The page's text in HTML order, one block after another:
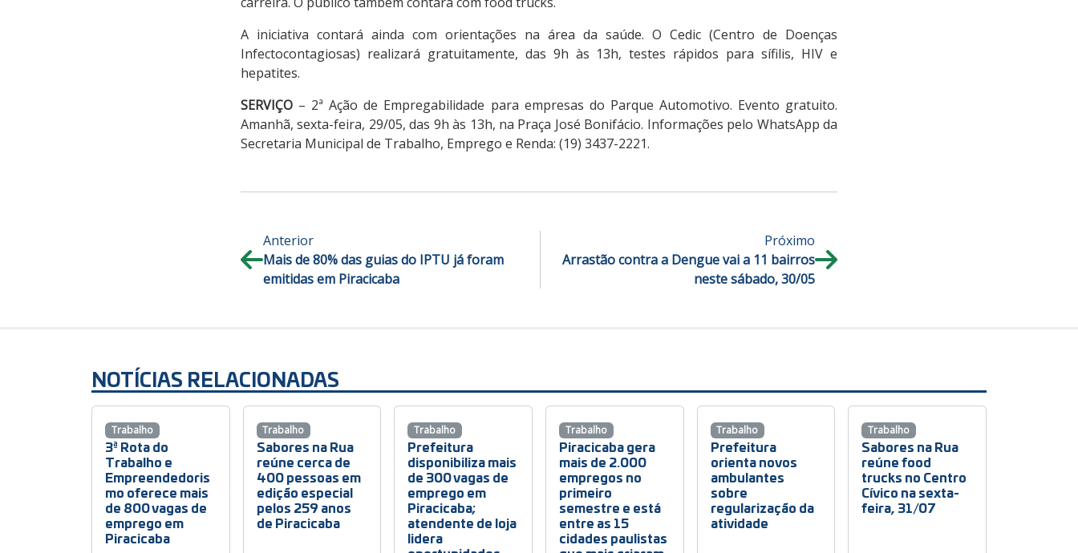
A iniciativa contará ainda com orientações na área da saúde. O Cedic (Centro de Doenças
Infectocontagiosas) realizará gratuitamente, das 9h às 13h, testes rápidos para sífilis, HIV e
hepatites.
SERVIÇO – 2ª Ação de Empregabilidade para empresas do Parque Automotivo. Evento gratuito.
Amanhã, sexta-feira, 29/05, das 9h às 13h, na Praça José Bonifácio. Informações pelo WhatsApp da
Secretaria Municipal de Trabalho, Emprego e Renda: (19) 3437-2221.
Anterior
Mais de 80% das guias do IPTU já foram
emitidas em Piracicaba
Próximo
Arrastão contra a Dengue vai a 11 bairros
neste sábado, 30/05
NOTÍCIAS RELACIONADAS
3ª Rota do
Trabalho e
Empreendedoris
mo oferece mais
de 800 vagas de
emprego em
Piracicaba
Trabalho
Sabores na Rua
reúne cerca de
400 pessoas em
edição especial
pelos 259 anos
de Piracicaba
Trabalho
Prefeitura
disponibiliza mais
de 300 vagas de
emprego em
Piracicaba;
atendente de loja
lidera
Trabalho
Piracicaba gera
mais de 2.000
empregos no
primeiro
semestre e está
entre as 15
cidades paulistas
Trabalho
Prefeitura
orienta novos
ambulantes
sobre
regularização da
atividade
Trabalho
Sabores na Rua
reúne food
trucks no Centro
Cívico na sexta-
feira, 31/07
Trabalho